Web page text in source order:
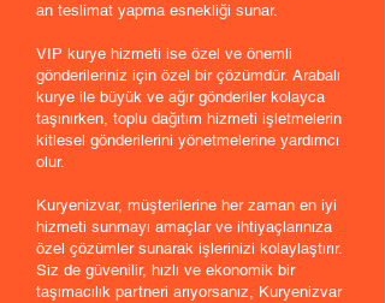
an teslimat yapma esnekliği sunar.
VIP kurye hizmeti ise özel ve önemli
gönderileriniz için özel bir çözümdür. Arabalı
kurye ile büyük ve ağır gönderiler kolayca
taşınırken, toplu dağıtım hizmeti işletmelerin
kitlesel gönderilerini yönetmelerine yardımcı
olur.
Kuryenizvar, müşterilerine her zaman en iyi
hizmeti sunmayı amaçlar ve ihtiyaçlarınıza
özel çözümler sunarak işlerinizi kolaylaştırır.
Siz de güvenilir, hızlı ve ekonomik bir
taşımacılık partneri arıyorsanız, Kuryenizvar